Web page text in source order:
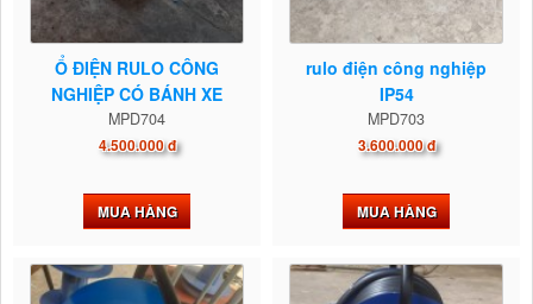
Ổ ĐIỆN RULO CÔNG
NGHIỆP CÓ BÁNH XE
LƯU...
MPD704
4.500.000 đ
MUA HÀNG
rulo điện công nghiệp
IP54
MPD703
3.600.000 đ
MUA HÀNG